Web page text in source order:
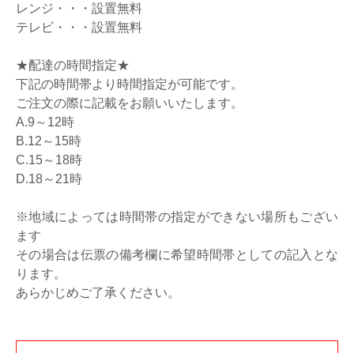
レンジ・・・設置無料
テレビ・・・設置無料
★配達の時間指定★
下記の時間帯より時間指定が可能です。
ご注文の際に記載をお願いいたします。
A.9～12時
B.12～15時
C.15～18時
D.18～21時
※地域によっては時間帯の指定ができない場所もござい
ます
その場合は伝票の備考欄に希望時間帯としての記入とな
ります。
あらかじめご了承ください。